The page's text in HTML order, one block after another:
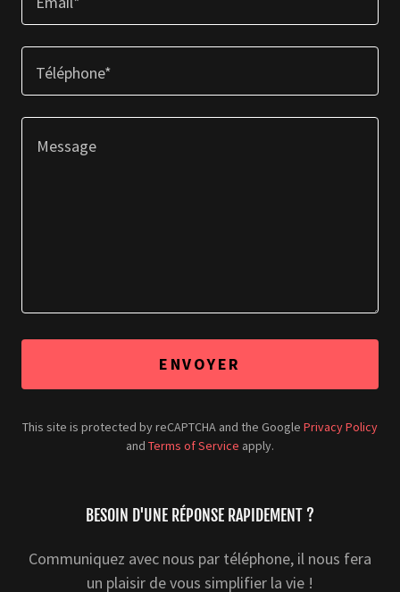
Téléphone*
ENVOYER
This site is protected by reCAPTCHA and the Google Privacy Policy
and Terms of Service apply.
BESOIN D'UNE RÉPONSE RAPIDEMENT ?
Communiquez avec nous par téléphone, il nous fera
un plaisir de vous simplifier la vie !